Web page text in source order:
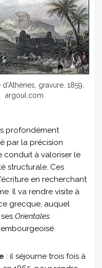
d’Athènes, gravure, 1859,
argoul.com
profondément
par la précision
conduit à valoriser le
structurale. Ces
en recherchant
Il va rendre visite à
grecque, auquel
Orientales
: il séjourne trois fois à